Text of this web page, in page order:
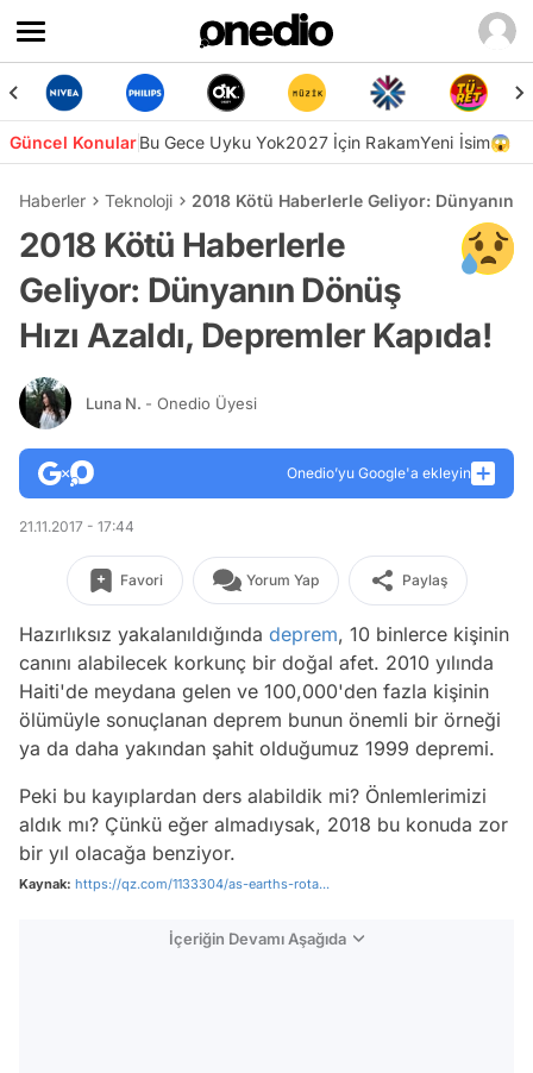
Güncel KonularBu Gece Uyku Yok2027 İçin RakamYeni İsim😱
Haberler Teknoloji 2018 Kötü Haberlerle Geliyor: Dünyanın
2018 Kötü Haberlerle
Geliyor: Dünyanın Dönüş
Hızı Azaldı, Depremler Kapıda!
Luna N. - Onedio Üyesi
Onedio’yu Google'a ekleyin
21.11.2017 - 17:44
Favori Yorum Yap Paylaş
Hazırlıksız yakalanıldığında deprem, 10 binlerce kişinin
canını alabilecek korkunç bir doğal afet. 2010 yılında
Haiti'de meydana gelen ve 100,000'den fazla kişinin
ölümüyle sonuçlanan deprem bunun önemli bir örneği
ya da daha yakından şahit olduğumuz 1999 depremi.
Peki bu kayıplardan ders alabildik mi? Önlemlerimizi
aldık mı? Çünkü eğer almadıysak, 2018 bu konuda zor
bir yıl olacağa benziyor.
Kaynak: https://qz.com/1133304/as-earths-rota...
İçeriğin Devamı Aşağıda